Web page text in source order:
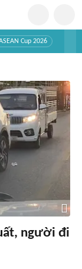
Cup 2026
người đi